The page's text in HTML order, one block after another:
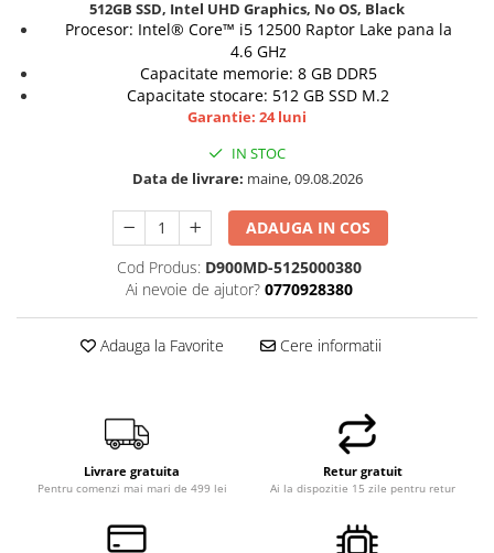
All-in-One REFURBISHED
Calculatoare All-in-One RENEW
Componente All-in-One
512GB SSD, Intel UHD Graphics, No OS, Black
Procesor: Intel® Core™ i5 12500 Raptor Lake pana la
4.6 GHz
Capacitate memorie: 8 GB DDR5
Capacitate stocare: 512 GB SSD M.2
Garantie: 24 luni
IN STOC
Data de livrare: maine, 09.08.2026
ADAUGA IN COS
Cod Produs: D900MD-5125000380
Ai nevoie de ajutor? 0770928380
Adauga la Favorite Cere informatii
Livrare gratuita
Pentru comenzi mai mari de 499 lei
Retur gratuit
Ai la dispozitie 15 zile pentru retur